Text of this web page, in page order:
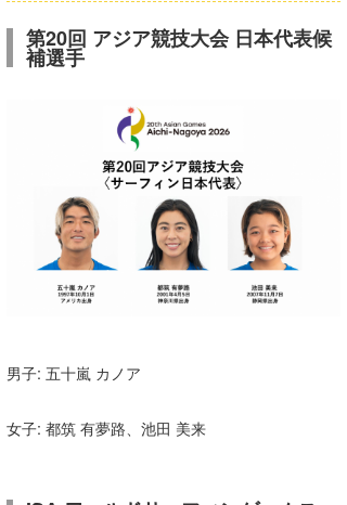
第20回 アジア競技大会 日本代表候
補選手
男子: 五十嵐 カノア
女子: 都筑 有夢路、池田 美来